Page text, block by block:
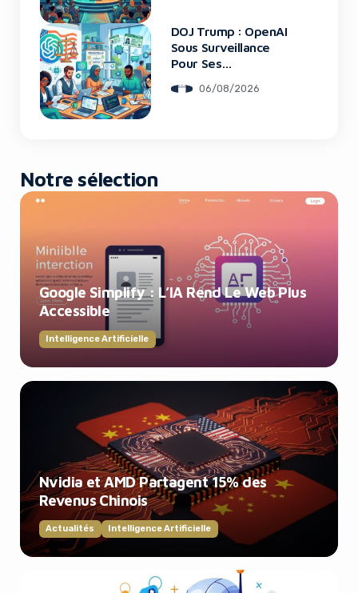
DOJ Trump : OpenAI
Sous Surveillance
Pour Ses
06/08/2026
Notre sélection
Google Simplify : L’IA Rend Le Web Plus
Accessible
Intelligence Artificielle
Nvidia et AMD Partagent 15% des
Revenus Chinois
Actualités Intelligence Artificielle